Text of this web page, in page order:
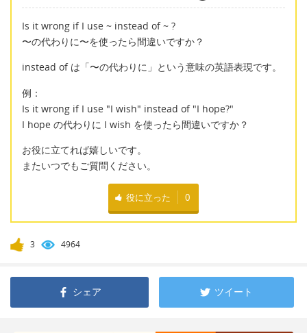
Is it wrong if I use ~ instead of ~ ?
〜の代わりに〜を使ったら間違いですか？
instead of は「〜の代わりに」という意味の英語表現です。
例：
Is it wrong if I use "I wish" instead of "I hope?"
I hope の代わりに I wish を使ったら間違いですか？
お役に立てれば嬉しいです。
またいつでもご質問ください。
役に立った 0
3 4964
シェア ツイート